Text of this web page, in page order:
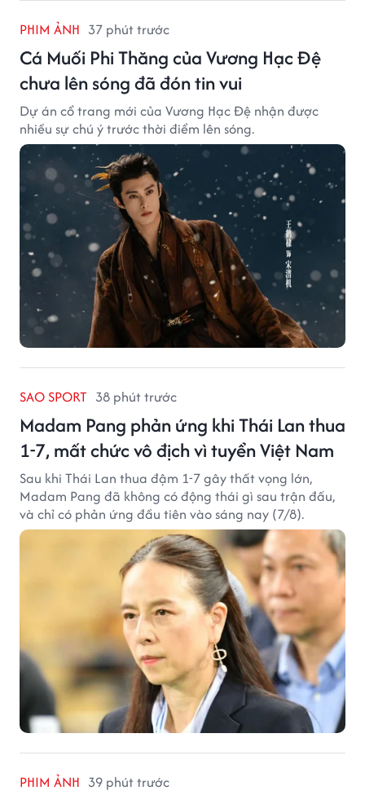
PHIM ẢNH 37 phút trước
Cá Muối Phi Thăng của Vương Hạc Đệ
chưa lên sóng đã đón tin vui
Dự án cổ trang mới của Vương Hạc Đệ nhận được
nhiều sự chú ý trước thời điểm lên sóng.
SAO SPORT 38 phút trước
Madam Pang phản ứng khi Thái Lan thua
1-7, mất chức vô địch vì tuyển Việt Nam
Sau khi Thái Lan thua đậm 1-7 gây thất vọng lớn,
Madam Pang đã không có động thái gì sau trận đấu,
và chỉ có phản ứng đầu tiên vào sáng nay (7/8).
PHIM ẢNH 39 phút trước